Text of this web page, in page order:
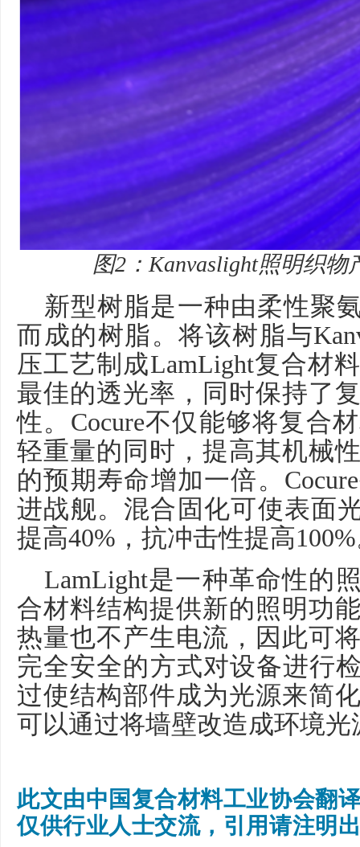
图2 ：Kanvaslight照明织物
新型树脂是一种由柔性聚
而成的树脂。将该树脂与
压工艺制成LamLight复合材
最佳的透光率，同时保持了
性。 Cocure不仅能够将复合
轻重量的同时，提高其机械
的预期寿命增加一倍。 Cocure
进战舰。混合固化可使表面
提高40% ，抗冲击性提高100%
LamLight是一种革命性的
合材料结构提供新的照明功
热量也不产生电流，因此可
完全安全的方式对设备进行
过使结构部件成为光源来简
可以通过将墙壁改造成环境
此文由中国复合材料工业协会翻
仅供行业人士交流，引 用请注明